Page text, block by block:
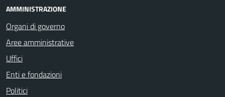
AMMINISTRAZIONE
Organi di governo
Aree amministrative
Uffici
Enti e fondazioni
Politici